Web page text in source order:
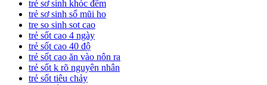
trẻ sơ sinh khóc đêm
trẻ sơ sinh sổ mũi ho
tre so sinh sot cao
trẻ sốt cao 4 ngày
trẻ sốt cao 40 độ
trẻ sốt cao ăn vào nôn ra
trẻ sốt k rõ nguyên nhân
trẻ sốt tiêu chảy